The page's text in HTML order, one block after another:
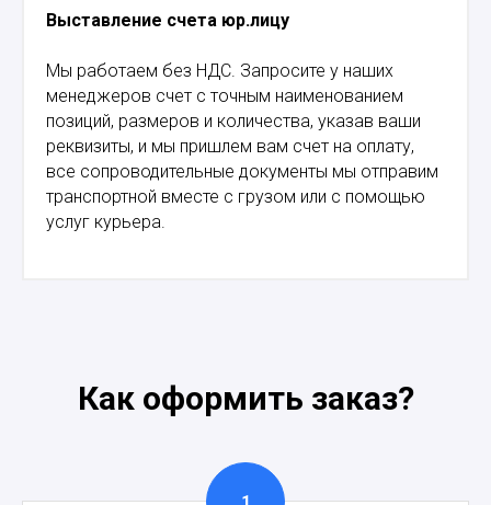
Выставление счета юр.лицу
Мы работаем без НДС. Запросите у наших
менеджеров счет с точным наименованием
позиций, размеров и количества, указав ваши
реквизиты, и мы пришлем вам счет на оплату,
все сопроводительные документы мы отправим
транспортной вместе с грузом или с помощью
услуг курьера.
Как оформить заказ?